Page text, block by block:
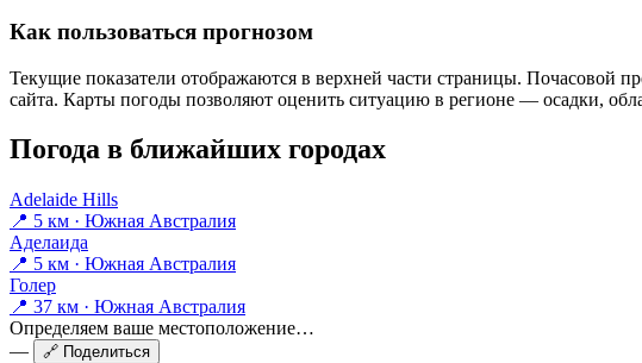
Как пользоваться прогнозом
Текущие показатели отображаются в верхней части страницы. Почасовой
сайта. Карты погоды позволяют оценить ситуацию в регионе — осадки,
Погода в ближайших городах
Adelaide Hills
📍 5 км · Южная Австралия
Аделаида
📍 5 км · Южная Австралия
Голер
📍 37 км · Южная Австралия
Определяем ваше местоположение…
—
🔗 Поделиться